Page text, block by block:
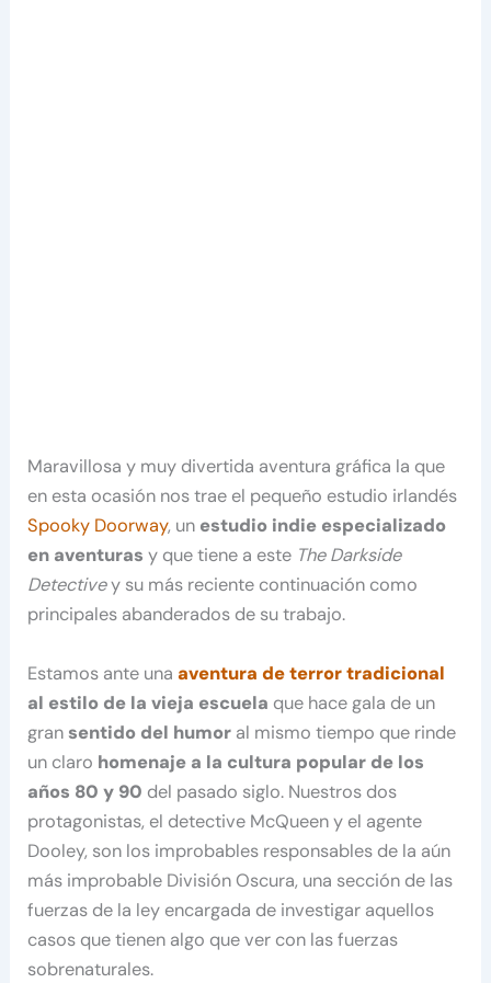
Maravillosa y muy divertida aventura gráfica la que
en esta ocasión nos trae el pequeño estudio irlandés
Spooky Doorway, un estudio indie especializado
en aventuras y que tiene a este The Darkside
Detectivey su más reciente continuación como
principales abanderados de su trabajo.
Estamos ante unaaventura de terror tradicional
al estilo de la vieja escuela que hace gala de un
gransentido del humor al mismo tiempo que rinde
un claro homenaje a la cultura popular de los
años 80 y 90 del pasado siglo. Nuestros dos
protagonistas, el detective McQueen y el agente
Dooley, son los improbables responsables de la aún
más improbable División Oscura, una sección de las
fuerzas de la ley encargada de investigar aquellos
casos que tienen algo que ver con las fuerzas
sobrenaturales.